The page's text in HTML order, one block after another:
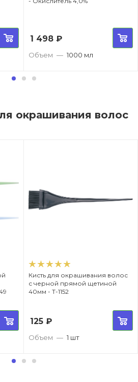
1 498₽
Объем — 1000 мл
окрашивания волос
Кисть для окрашивания волос
с черной прямой щетиной
40мм - T-1152
125 ₽
Объем — 1 шт